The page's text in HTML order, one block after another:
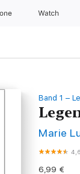
Watch
Band 1 –
Marie
4,6
6,99 €